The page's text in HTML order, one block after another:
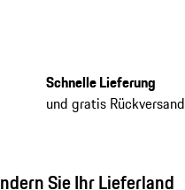
Schnelle Lieferung
und gratis Rückversand
Sie Ihr Lieferland